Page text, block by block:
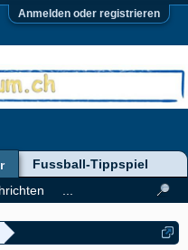
Anmelden oder registrieren
Fussball-Tippspiel